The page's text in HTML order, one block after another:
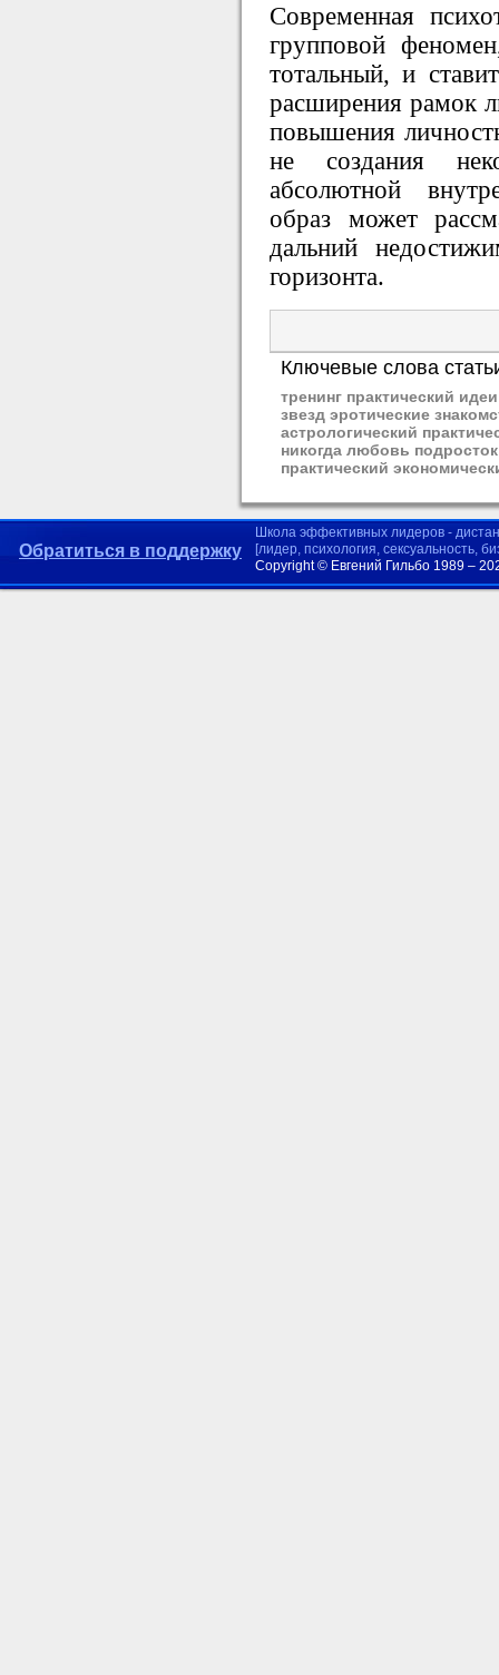
Современная
групповой
тотальный, и
расширения рамок
повышения
не создания
абсолютной
образ может
дальний
горизонта.
Ключевые слова
тренинг практический
звезд эротические
астрологический
никогда любовь
практический
Обратиться в поддержку
Школа эффективных лидеров -
[лидер, психология, сексуальность,
Copyright © Евгений Гильбо 1989 –